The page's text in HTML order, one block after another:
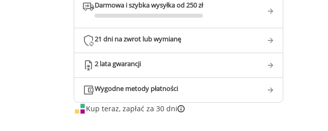
Darmowa i szybka wysyłka od 250 zł
21 dni na zwrot lub wymianę
2 lata gwarancji
Wygodne metody płatności
Kup teraz, zapłać za 30 dni